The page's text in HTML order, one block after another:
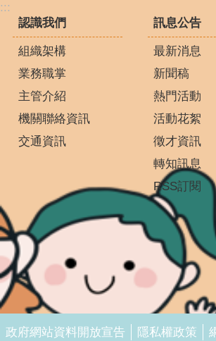
:::
認識我們
組織架構
業務職掌
主管介紹
機關聯絡資訊
交通資訊
訊息公告
最新消息
新聞稿
熱門活動
活動花絮
徵才資訊
轉知訊息
RSS訂閱
政府網站資料開放宣告 隱私權政策